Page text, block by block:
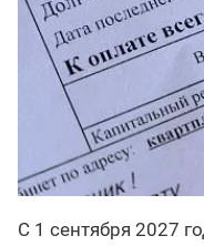
С 1 сентября 2027